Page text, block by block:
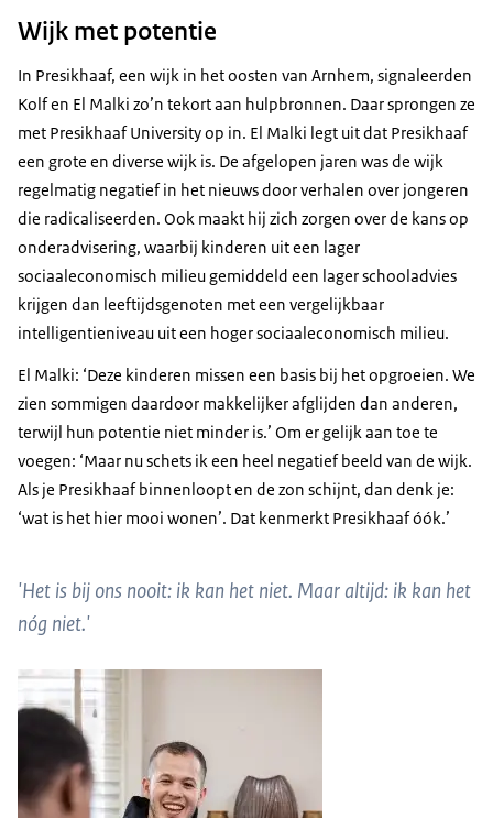
Wijk met potentie
In Presikhaaf, een wijk in het oosten van Arnhem, signaleerden
Kolf en El Malki zo’n tekort aan hulpbronnen. Daar sprongen ze
met Presikhaaf University op in. El Malki legt uit dat Presikhaaf
een grote en diverse wijk is. De afgelopen jaren was de wijk
regelmatig negatief in het nieuws door verhalen over jongeren
die radicaliseerden. Ook maakt hij zich zorgen over de kans op
onderadvisering, waarbij kinderen uit een lager
sociaaleconomisch milieu gemiddeld een lager schooladvies
krijgen dan leeftijdsgenoten met een vergelijkbaar
intelligentieniveau uit een hoger sociaaleconomisch milieu.
El Malki: ‘Deze kinderen missen een basis bij het opgroeien. We
zien sommigen daardoor makkelijker afglijden dan anderen,
terwijl hun potentie niet minder is.’ Om er gelijk aan toe te
voegen: ‘Maar nu schets ik een heel negatief beeld van de wijk.
Als je Presikhaaf binnenloopt en de zon schijnt, dan denk je:
‘wat is het hier mooi wonen’. Dat kenmerkt Presikhaaf óók.’
'Het is bij ons nooit: ik kan het niet. Maar altijd: ik kan het
nóg niet.'